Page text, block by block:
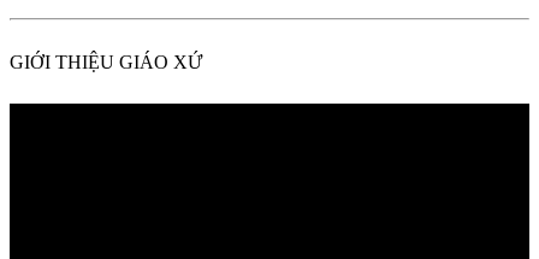
GIỚI THIỆU GIÁO XỨ